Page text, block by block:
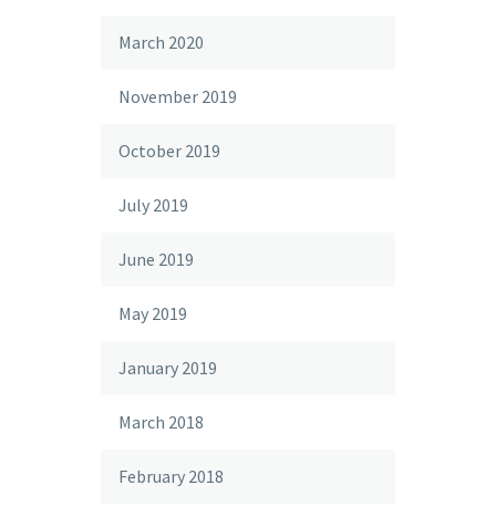
March 2020
November 2019
October 2019
July 2019
June 2019
May 2019
January 2019
March 2018
February 2018